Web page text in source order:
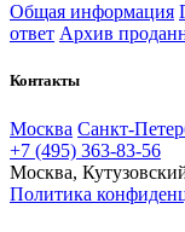
Общая информация
ответ Архив
Контакты
Москва Санкт-
+7 (495) 363-83-56
Москва,
Политика